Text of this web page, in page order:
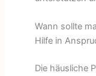
Wann sollte
Hilfe in
Die häusliche